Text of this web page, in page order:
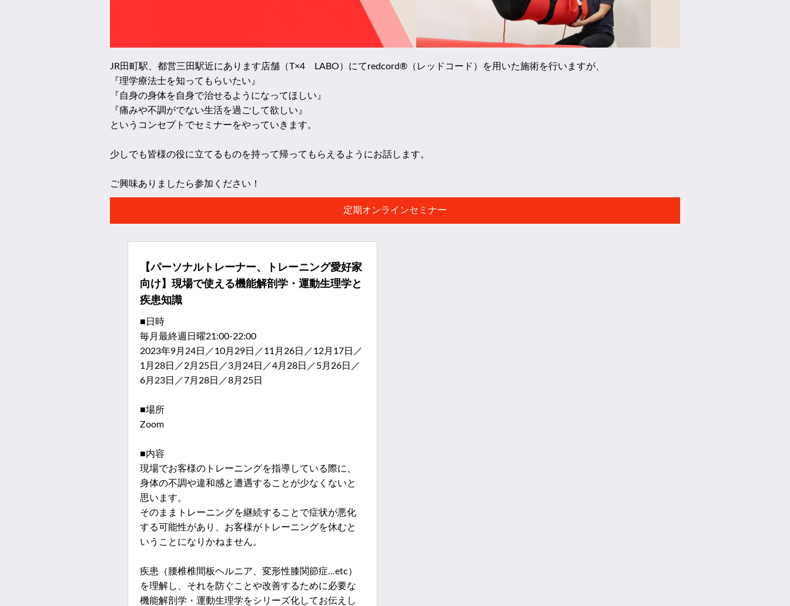
JR田町駅、都営三田駅近にあります店舗（T×4 LABO）にてredcord®（レッドコード）を用いた施術を行いますが、
『理学療法士を知ってもらいたい』
『自身の身体を自身で治せるようになってほしい』
『痛みや不調がでない生活を過ごして欲しい』
というコンセプトでセミナーをやっていきます。
少しでも皆様の役に立てるものを持って帰ってもらえるようにお話します。
ご興味ありましたら参加ください！
定期オンラインセミナー
【パーソナルトレーナー、トレーニング愛好家
向け】現場で使える機能解剖学・運動生理学と
疾患知識
■日時
毎月最終週日曜21:00-22:00
2023年9月24日／10月29日／11月26日／12月17日／
1月28日／2月25日／3月24日／4月28日／5月26日／
6月23日／7月28日／8月25日
■場所
Zoom
■内容
現場でお客様のトレーニングを指導している際に、
身体の不調や違和感と遭遇することが少なくないと
思います。
そのままトレーニングを継続することで症状が悪化
する可能性があり、お客様がトレーニングを休むと
いうことになりかねません。
疾患（腰椎椎間板ヘルニア、変形性膝関節症…etc）
を理解し、それを防ぐことや改善するために必要な
機能解剖学・運動生理学をシリーズ化してお伝えし